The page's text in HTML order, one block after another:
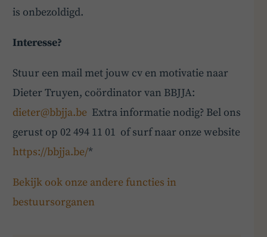
is onbezoldigd.
Interesse?
Stuur een mail met jouw cv en motivatie naar
Dieter Truyen, coördinator van BBJJA:
dieter@bbjja.be Extra informatie nodig? Bel ons
gerust op 02 494 11 01 of surf naar onze website
https://bbjja.be/*
Bekijk ook onze andere functies in
bestuursorganen